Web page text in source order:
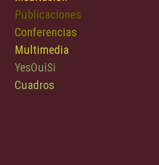
Publicaciones
Conferencias
Multimedia
YesOuiSi
Cuadros